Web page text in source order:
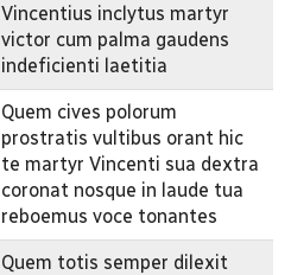
Vincentius inclytus martyr
victor cum palma gaudens
indeficienti laetitia
Quem cives polorum
prostratis vultibus orant hic
te martyr Vincenti sua dextra
coronat nosque in laude tua
reboemus voce tonantes
Quem totis semper dilexit